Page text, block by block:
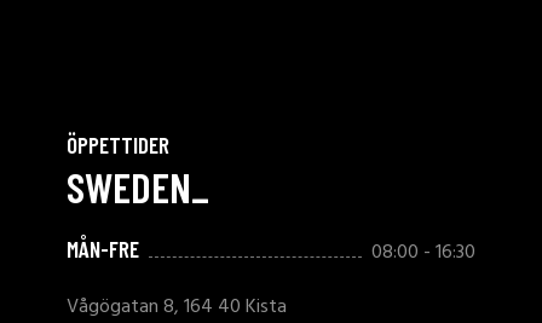
ÖPPETTIDER
SWEDEN_
MÅN-FRE
08:00 - 16:30
Vågögatan 8, 164 40 Kista